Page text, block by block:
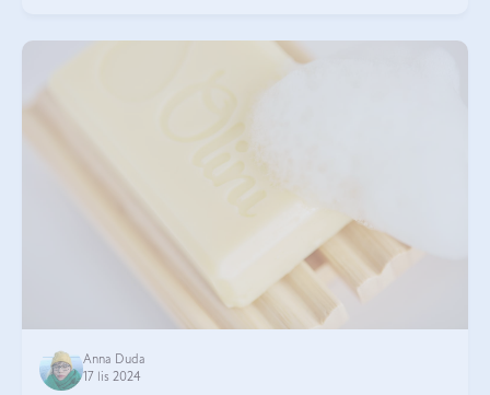
Anna Duda
17 lis 2024